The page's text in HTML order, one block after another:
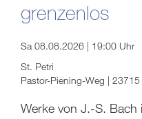
grenzenlos
Sa 08.08.2026 | 19:00 Uhr
St. Petri
Pastor-Piening-Weg | 23715
Werke von J.-S. Bach